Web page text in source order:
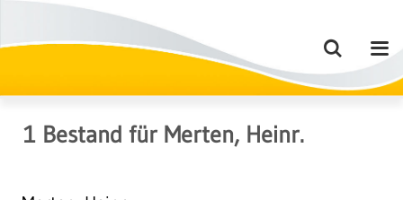
1 Bestand für Merten, Heinr.